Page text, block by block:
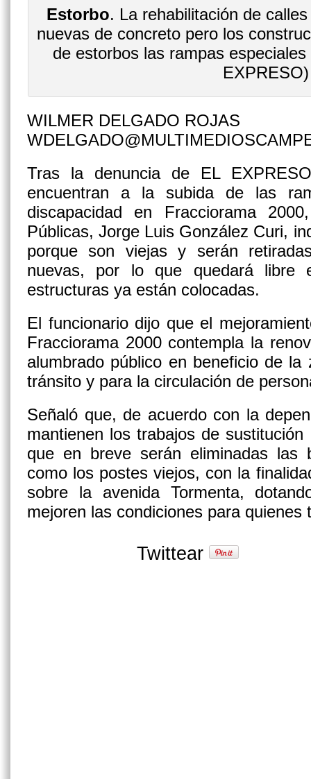
Estorbo. La rehabilitación de
nuevas de concreto pero los
de estorbos las rampas
EXPRESO)
WILMER DELGADO ROJAS
Tras la denuncia de EL
encuentran a la subida de las
discapacidad en Fracciorama
Públicas, Jorge Luis González Curi,
porque son viejas y serán
nuevas, por lo que quedará libre
estructuras ya están colocadas.
El funcionario dijo que el
Fracciorama 2000 contempla la
alumbrado público en beneficio de
tránsito y para la circulación de
Señaló que, de acuerdo con la
mantienen los trabajos de
que en breve serán eliminadas las
como los postes viejos, con la
sobre la avenida Tormenta,
mejoren las condiciones para quienes
Twittear